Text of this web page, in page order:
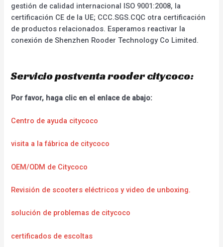
gestión de calidad internacional ISO 9001:2008, la
certificación CE de la UE; CCC.SGS.CQC otra certificación
de productos relacionados. Esperamos reactivar la
conexión de Shenzhen Rooder Technology Co Limited.
Servicio postventa rooder citycoco:
Por favor, haga clic en el enlace de abajo:
Centro de ayuda citycoco
visita a la fábrica de citycoco
OEM/ODM de Citycoco
Revisión de scooters eléctricos y video de unboxing.
solución de problemas de citycoco
certificados de escoltas